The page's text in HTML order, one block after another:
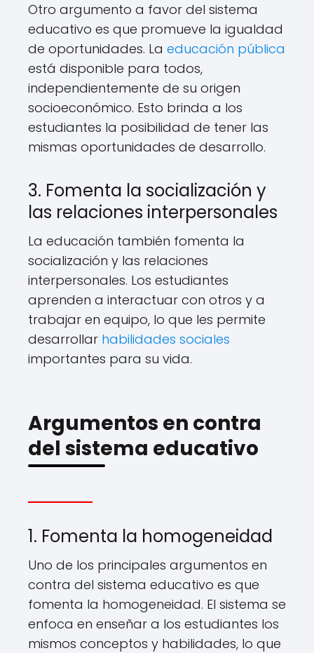
Otro argumento a favor del sistema
educativo es que promueve la igualdad
de oportunidades. La educación pública
está disponible para todos,
independientemente de su origen
socioeconómico. Esto brinda a los
estudiantes la posibilidad de tener las
mismas oportunidades de desarrollo.
3. Fomenta la socialización y
las relaciones interpersonales
La educación también fomenta la
socialización y las relaciones
interpersonales. Los estudiantes
aprenden a interactuar con otros y a
trabajar en equipo, lo que les permite
desarrollar habilidades sociales
importantes para su vida.
Argumentos en contra
del sistema educativo
1. Fomenta la homogeneidad
Uno de los principales argumentos en
contra del sistema educativo es que
fomenta la homogeneidad. El sistema se
enfoca en enseñar a los estudiantes los
mismos conceptos y habilidades, lo que